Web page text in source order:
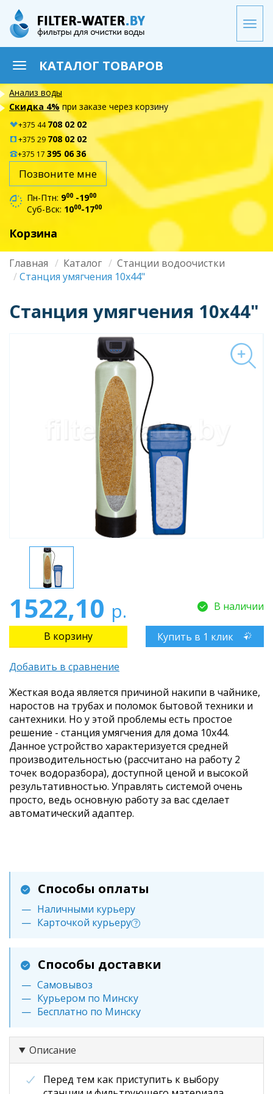
Перейти
основному
содержанию
ToggleКАТАЛОГ ТОВАРОВ
Анализ воды
Скидка 4%при заказе через корзину
+375 44708 02 02
+375 29 708 02 02
+375 17 395 06 36
Позвоните мне
Пн-Птн: 900 -1900
Суб-Вск: 1000-1700
Корзина
Строка
навигации
Главная Каталог
Станции водоочистки
Станция умягчения 10x44"
Станция умягчения 10x44"
1522,10 р. В наличии
Купить в 1 клик
Добавить в сравнение
Жесткая вода является причиной накипи в чайнике,
наростов на трубах и поломок бытовой техники и
сантехники. Но у этой проблемы есть простое
решение - станция умягчения для дома 10х44.
Данное устройство характеризуется средней
производительностью (рассчитано на работу 2
точек водоразбора), доступной ценой и высокой
результативностью. Управлять системой очень
просто, ведь основную работу за вас сделает
автоматический адаптер.
Способы оплаты
Наличными курьеру
Карточкой курьеру ?
Способы доставки
Самовывоз
Курьером по Минску
Бесплатно по Минску
Описание
Перед тем как приступить к выбору